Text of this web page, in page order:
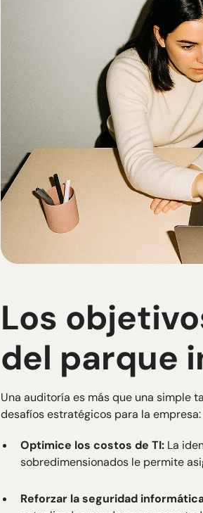
Los
del parque
Una auditoría es más que una simple
desafíos estratégicos para la empresa:
Optimice los costos de TI: La
sobredimensionados le permite
Reforzar la seguridad